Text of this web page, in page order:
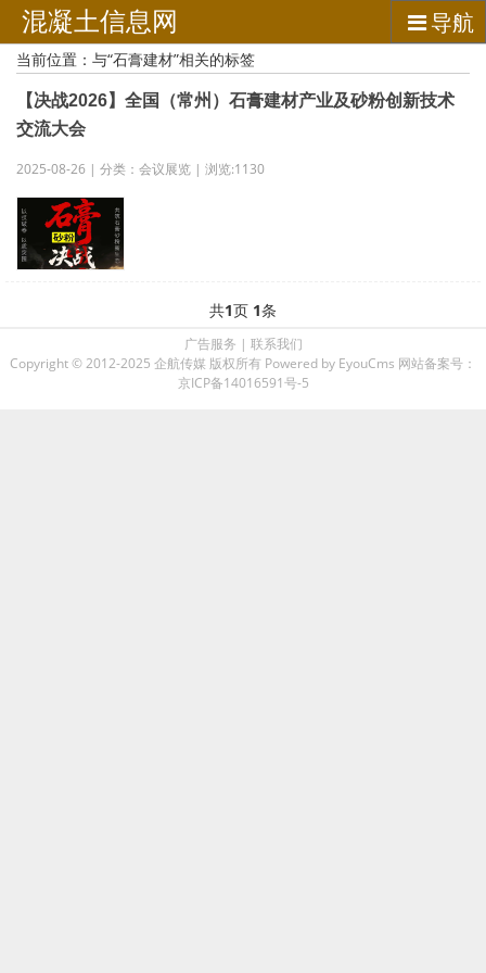
混凝土信息网 导航
当前位置：与“石膏建材”相关的标签
【决战2026】全国（常州）石膏建材产业及砂粉创新技术
交流大会
2025-08-26 | 分类：会议展览 | 浏览:1130
共1页 1条
广告服务 | 联系我们
Copyright © 2012-2025 企航传媒 版权所有 Powered by EyouCms 网站备案号：
京ICP备14016591号-5